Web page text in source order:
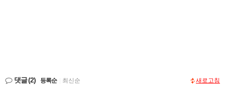
댓글(2) 등록순 최신순 새로고침